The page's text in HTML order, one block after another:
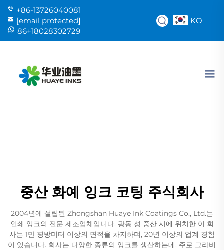
+86-13726040081
[email protected]
86+18028302729
KO
중산 화예 잉크 코팅 주식회사
2004년에 설립된 Zhongshan Huaye Ink Coatings Co., Ltd.는
인쇄 잉크의 전문 제조업체입니다. 광동 성 중산 시에 위치한 이 회
사는 1만 평방미터 이상의 면적을 차지하며, 20년 이상의 업계 경험
이 있습니다. 회사는 다양한 종류의 잉크를 생산하는데, 주로 그라비